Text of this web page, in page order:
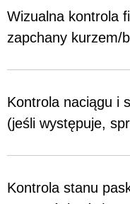
Wizualna kontrola
zapchany kurzem/
Kontrola naciągu i
(jeśli występuje,
Kontrola stanu